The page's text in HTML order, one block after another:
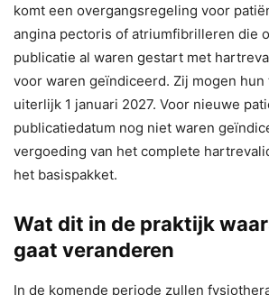
komt een overgangsregeling voor
angina pectoris of atriumfibrilleren die
publicatie al waren gestart met
voor waren geïndiceerd. Zij mogen
uiterlijk 1 januari 2027. Voor nieuwe
publicatiedatum nog niet waren
vergoeding van het complete
het basispakket.
Wat dit in de praktijk
gaat veranderen
In de komende periode zullen